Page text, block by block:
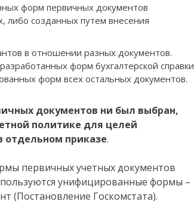
форм первичных документов
либо созданных путем внесения
в отношении разных документов.
форм бухгалтерской справки
форм всех остальных документов.
документов ни был выбран,
политике для целей
отдельном приказе.
первичных учетных документов
унифицированные формы –
(Постановление Госкомстата).